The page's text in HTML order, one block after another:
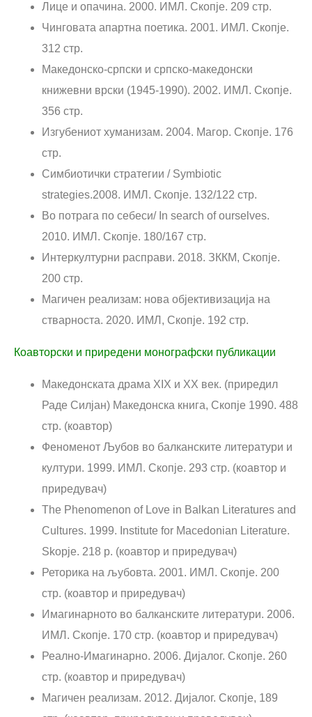
Лице и опачина. 2000. ИМЛ. Скопје. 209 стр.
Чинговата апартна поетика. 2001. ИМЛ. Скопје.
312 стр.
Македонско-српски и српско-македонски
книжевни врски (1945-1990). 2002. ИМЛ. Скопје.
356 стр.
Изгубениот хуманизам. 2004. Магор. Скопје. 176
стр.
Симбиотички стратегии / Symbiotic
strategies.2008. ИМЛ. Скопје. 132/122 стр.
Во потрага по себеси/ In search of ourselves.
2010. ИМЛ. Скопје. 180/167 стр.
Интеркултурни расправи. 2018. ЗККМ, Скопје.
200 стр.
Магичен реализам: нова објективизација на
стварноста. 2020. ИМЛ, Скопје. 192 стр.
Коавторски и приредени монографски публикации
Македонската драма XIX и XX век. (приредил
Раде Силјан) Македонска книга, Скопје 1990. 488
стр. (коавтор)
Феноменот Љубов во балканските литератури и
култури. 1999. ИМЛ. Скопје. 293 стр. (коавтор и
приредувач)
The Phenomenon of Love in Balkan Literatures and
Cultures. 1999. Institute for Macedonian Literature.
Skopje. 218 p. (коавтор и приредувач)
Реторика на љубовта. 2001. ИМЛ. Скопје. 200
стр. (коавтор и приредувач)
Имагинарното во балканските литератури. 2006.
ИМЛ. Скопје. 170 стр. (коавтор и приредувач)
Реално-Имагинарно. 2006. Дијалог. Скопје. 260
стр. (коавтор и приредувач)
Магичен реализам. 2012. Дијалог. Скопје, 189